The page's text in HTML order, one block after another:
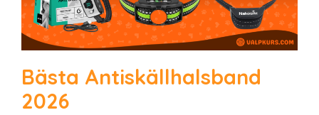
Bästa Antiskällhalsband
2026